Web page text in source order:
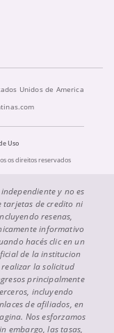
Unidos de America
Uso
os direitos reservados
y no es
tarjetas de credito ni
resenas,
informativo
hacés clic en un
de la institucion
la solicitud
principalmente
incluyendo
de afiliados, en
Nos esforzamos
embargo, las tasas,